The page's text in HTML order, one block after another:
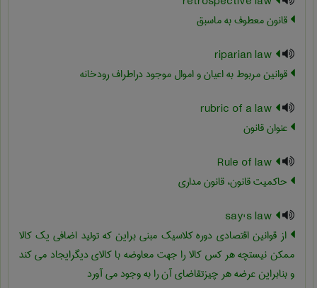
قانون معطوف به ماسبق
قوانین مربوط به اعیان و اموال موجود دراطراف رودخانه
عنوان قانون
حاکمیت قانون، قانون مداری
از قوانین اقتصادی دوره کلاسیک مبنی براین که تولید اضافی یک کالا
ممکن نیستچه هر کس کالا را جهت معاوضه با کالای دیگرایجاد می کند
و بنابراین عرضه هر چیزتقاضای آن را به وجود می آورد